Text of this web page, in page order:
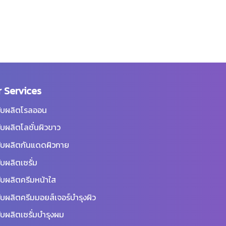
Services
ผลิตโรลออน
ผลิตโลชั่นผิวขาว
ผลิตกันแดดผิวกาย
ผลิตเซรั่ม
ผลิตครีมหน้าใส
ผลิตครีมมอยส์เจอร์บำรุงผิว
ผลิตเซรั่มบำรุงผม